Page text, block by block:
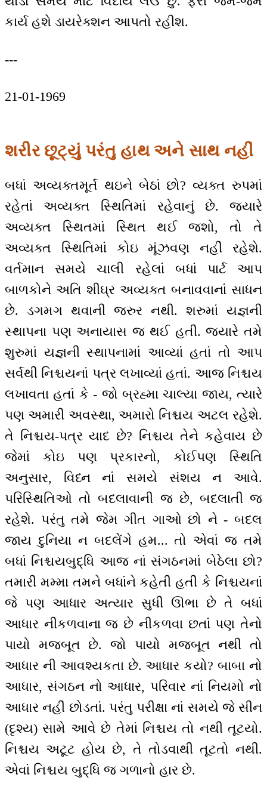
કાર્ય હશે ડાયરેક્શન આપતો રહીશ.
---
21-01-1969
શરીર છૂટ્યું પરંતુ હાથ અને સાથ નહીં
બધાં અવ્યક્તમૂર્ત થઇને બેઠાં છો? વ્યક્ત રુપમાં
રહેતાં અવ્યક્ત સ્થિતિમાં રહેવાનું છે. જયારે
અવ્યક્ત સ્થિતમાં સ્થિત થઈ જશો, તો તે
અવ્યક્ત સ્થિતિમાં કોઇ મૂંઝવણ નહીં રહેશે.
વર્તમાન સમયે ચાલી રહેલાં બધાં પાર્ટ આપ
બાળકોને અતિ શીઘ્ર અવ્યક્ત બનાવવાનાં સાધન
છે. ડગમગ થવાની જરુર નથી. શરુમાં યજ્ઞની
સ્થાપના પણ અનાયાસ જ થઈ હતી. જયારે તમે
શુરુમાં યજ્ઞની સ્થાપનામાં આવ્યાં હતાં તો આપ
સર્વથી નિશ્ચયનાં પત્ર લખાવ્યાં હતાં. આજ નિશ્ચય
લખાવતા હતાં કે - જો બ્રહ્મા ચાલ્યા જાય, ત્યારે
પણ અમારી અવસ્થા, અમારો નિશ્ચય અટલ રહેશે.
તે નિશ્ચય-પત્ર યાદ છે? નિશ્ચય તેને કહેવાય છે
જેમાં કોઇ પણ પ્રકારનો, કોઈપણ સ્થિતિ
અનુસાર, વિધ્ન નાં સમયે સંશય ન આવે.
પરિસ્થિતિઓ તો બદલાવાની જ છે, બદલાતી જ
રહેશે. પરંતુ તમે જેમ ગીત ગાઓ છો ને - બદલ
જાય દુનિયા ન બદલેંગે હમ... તો એવાં જ તમે
બધાં નિશ્ચયબુદ્ધિ આજ નાં સંગઠનમાં બેઠેલા છો?
તમારી મમ્મા તમને બધાંને કહેતી હતી કે નિશ્ચયનાં
જે પણ આધાર અત્યાર સુધી ઊભા છે તે બધાં
આધાર નીકળવાના જ છે નીકળવા છતાં પણ તેનો
પાયો મજબૂત છે. જો પાયો મજબૂત નથી તો
આધાર ની આવશ્યકતા છે. આધાર કયો? બાબા નો
આધાર, સંગઠન નો આધાર, પરિવાર નાં નિયમો નો
આધાર નહીં છોડતાં. પરંતુ પરીક્ષા નાં સમયે જે સીન
(દૃશ્ય) સામે આવે છે તેમાં નિશ્ચય તો નથી તૂટયો.
નિશ્ચય અટૂટ હોય છે, તે તોડવાથી તૂટતો નથી.
એવાં નિશ્ચય બુદ્ધિ જ ગળાનો હાર છે.